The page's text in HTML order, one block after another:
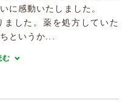
に感動いたしました。
した。薬を処方していた
というか...
む